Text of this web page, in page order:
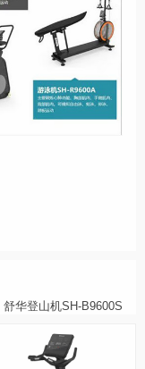
舒华登山机SH-B9600S